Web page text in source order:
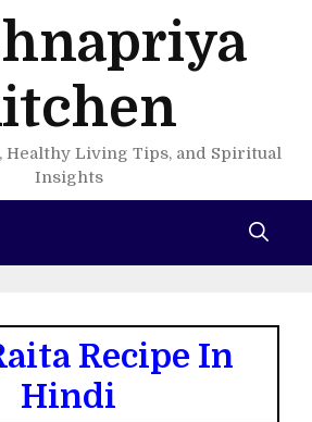
Healthy Living Tips, and Spiritual
Insights
Recipe In
Hindi